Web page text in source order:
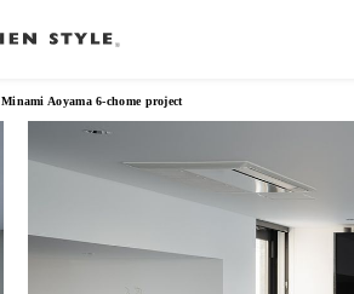
Island kitchen Peninsula kitchen
Minami Aoyama 6-chome project